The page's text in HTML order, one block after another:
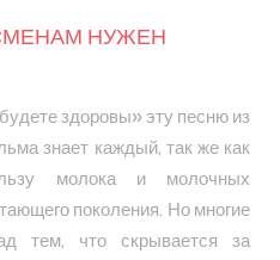
НУЖЕН
здоровы» эту песню из
знает каждый, так же как
молока и молочных
поколения. Но многие
тем, что скрывается за